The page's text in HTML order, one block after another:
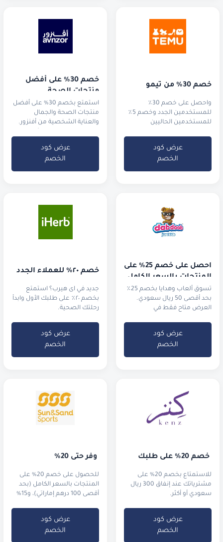
خصم 30٪ من تيمو
واحصل على خصم 30٪
للمستخدمين الجدد وخصم 5٪
للمستخدمين الحاليين
عرض كود
الخصم
خصم 30% على أفضل
منتجات الصحة
استمتع بخصم 30% على أفضل
منتجات الصحة والجمال
والعناية الشخصية من أفنزور.
والمنتجات اليومية الأصلية
عرض كود
الخصم
احصل على خصم 25٪ على
المنتجات بالسعر الكامل
وخصم 2٪ على المنتجات
البروتينات والفيتامينات
والمعادن.
تسوق ألعاب وهدايا بخصم 25٪
بحد أقصى 50 ريال سعودي.
العرض متاح فقط في
عرض كود
الخصم
خصم ٢٠٪ للعملاء الجدد
جديد في اى هيرب؟ استمتع
بخصم ٢٠٪ على طلبك الأول وابدأ
رحلتك الصحية.
عرض كود
الخصم
للاستمتاع بخصم 20% على
مشترياتك عند إنفاق 300 ريال
سعودي أو أكثر.
عرض كود
الخصم
للحصول على خصم 20% على
المنتجات بالسعر الكامل (بحد
أقصى 100 درهم إماراتي)، و15%
سعودي أو أكثر (أيضاً بحد أقصى
عرض كود
الخصم